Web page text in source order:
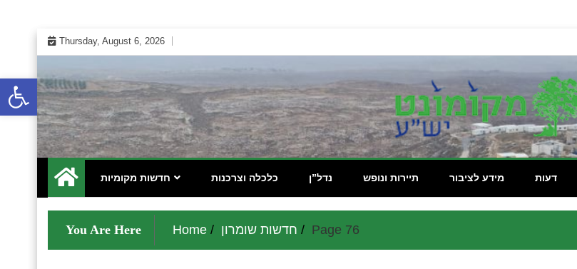
Open toolbar
Skip
to
content
Thursday, August 6, 2026
מקומונט הישובים ביו"ש
מקומון אינטרנטי לתושבי השומרון בנימין גוש עציון והר חברון
חדשות מקומיות כלכלה וצרכנות נדל”ן תיירות ונופש מידע לציבור דעות
You Are Here Home חדשות שומרון Page 76